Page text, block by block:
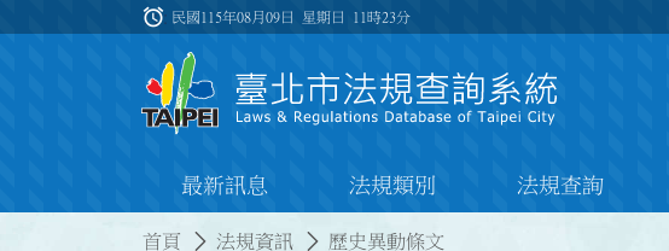
:::
alarm 民國115年08月09日 星期日 11時23分
最新訊息 法規類別 法規查詢
首頁 法規資訊 歷史異動條文